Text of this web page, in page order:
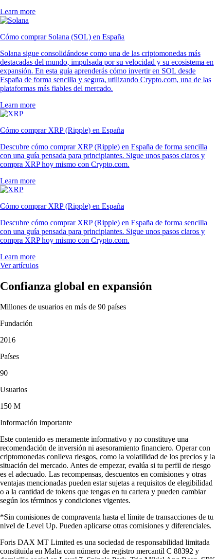
Learn more
Cómo comprar Solana (SOL) en España
Solana sigue consolidándose como una de las criptomonedas más
destacadas del mundo, impulsada por su velocidad y su ecosistema en
expansión. En esta guía aprenderás cómo invertir en SOL desde
España de forma sencilla y segura, utilizando Crypto.com, una de las
plataformas más fiables del mercado.
Learn more
Cómo comprar XRP (Ripple) en España
Descubre cómo comprar XRP (Ripple) en España de forma sencilla
con una guía pensada para principiantes. Sigue unos pasos claros y
compra XRP hoy mismo con Crypto.com.
Learn more
Cómo comprar XRP (Ripple) en España
Descubre cómo comprar XRP (Ripple) en España de forma sencilla
con una guía pensada para principiantes. Sigue unos pasos claros y
compra XRP hoy mismo con Crypto.com.
Learn more
Ver artículos
Confianza global en expansión
Millones de usuarios en más de 90 países
Fundación
2016
Países
90
Usuarios
150 M
Información importante
Este contenido es meramente informativo y no constituye una
recomendación de inversión ni asesoramiento financiero. Operar con
criptomonedas conlleva riesgos, como la volatilidad de los precios y la
situación del mercado. Antes de empezar, evalúa si tu perfil de riesgo
es el adecuado. Las recompensas, descuentos en comisiones y otras
ventajas mencionadas pueden estar sujetas a requisitos de elegibilidad
o a la cantidad de tokens que tengas en tu cartera y pueden cambiar
según los términos y condiciones vigentes.
*Sin comisiones de compraventa hasta el límite de transacciones de tu
nivel de Level Up. Pueden aplicarse otras comisiones y diferenciales.
Foris DAX MT Limited es una sociedad de responsabilidad limitada
constituida en Malta con número de registro mercantil C 88392 y